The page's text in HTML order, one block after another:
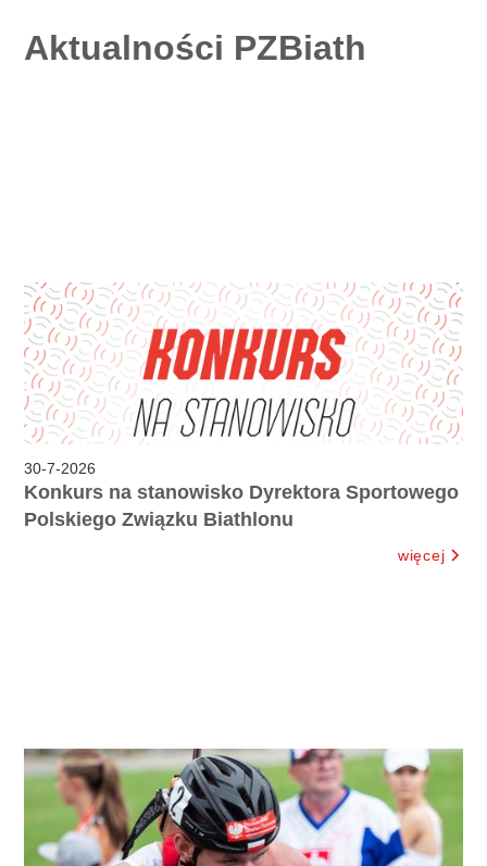
Aktualności PZBiath
30-7-2026
Konkurs na stanowisko Dyrektora Sportowego
Polskiego Związku Biathlonu
więcej